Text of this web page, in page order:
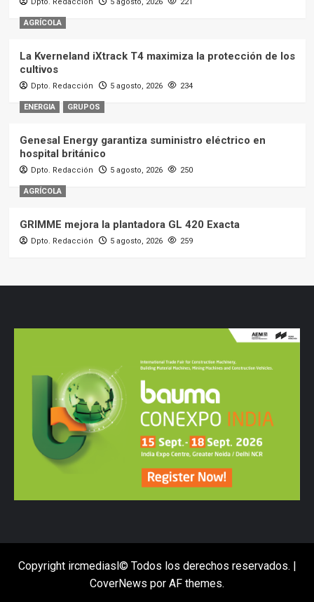
AGRÍCOLA
La Kverneland iXtrack T4 maximiza la protección de los
cultivos
Dpto. Redacción 5 agosto, 2026 234
ENERGIA GRUPOS
Genesal Energy garantiza suministro eléctrico en
hospital británico
Dpto. Redacción 5 agosto, 2026 250
AGRÍCOLA
GRIMME mejora la plantadora GL 420 Exacta
Dpto. Redacción 5 agosto, 2026 259
Copyright ircmediasl© Todos los derechos reservados. |
CoverNews por AF themes.